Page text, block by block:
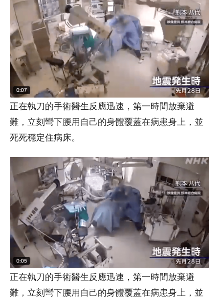
正在執刀的手術醫生反應迅速，第一時間放棄避
難，立刻彎下腰用自己的身體覆蓋在病患身上，並
死死穩定住病床。
正在執刀的手術醫生反應迅速，第一時間放棄避
難，立刻彎下腰用自己的身體覆蓋在病患身上，並